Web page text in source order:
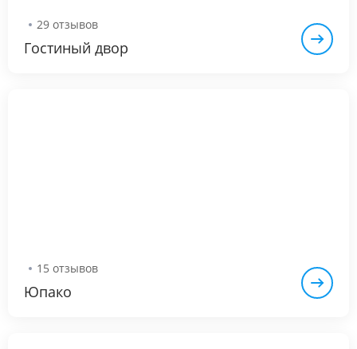
29 отзывов
Гостиный двор
15 отзывов
Юпако